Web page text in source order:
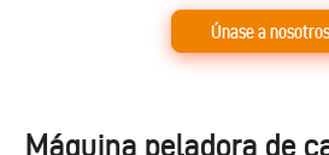
Únase a nosotros
Máquina peladora de